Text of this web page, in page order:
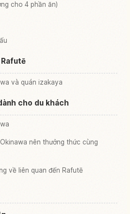
cho 4 phần ăn)
và quán izakaya
cho du khách
nên thưởng thức cùng
về liên quan đến Rafutē